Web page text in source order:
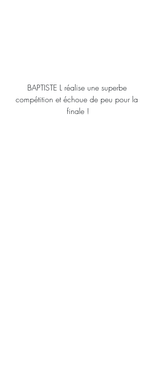
BAPTISTE L réalise une superbe
compétition et échoue de peu pour la
finale !